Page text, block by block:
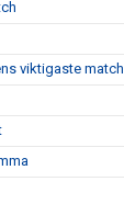
viktigaste match